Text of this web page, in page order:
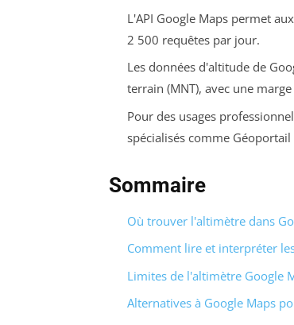
L'API Google Maps permet
2 500 requêtes par jour.
Les données d'altitude de
terrain (MNT), avec une
Pour des usages
spécialisés comme Géoportail
Sommaire
Où trouver l'altimètre dans
Comment lire et interpréter
Limites de l'altimètre Google
Alternatives à Google Maps